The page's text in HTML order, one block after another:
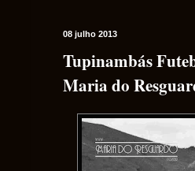
08 julho 2013
Tupinambás
Maria do